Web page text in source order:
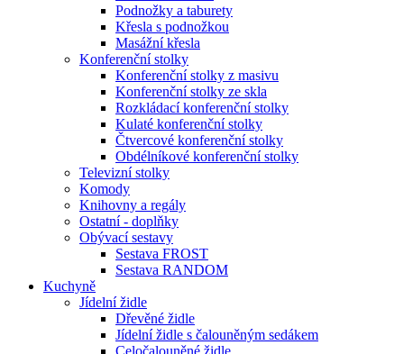
Podnožky a taburety
Křesla s podnožkou
Masážní křesla
Konferenční stolky
Konferenční stolky z masivu
Konferenční stolky ze skla
Rozkládací konferenční stolky
Kulaté konferenční stolky
Čtvercové konferenční stolky
Obdélníkové konferenční stolky
Televizní stolky
Komody
Knihovny a regály
Ostatní - doplňky
Obývací sestavy
Sestava FROST
Sestava RANDOM
Kuchyně
Jídelní židle
Dřevěné židle
Jídelní židle s čalouněným sedákem
Celočalouněné židle